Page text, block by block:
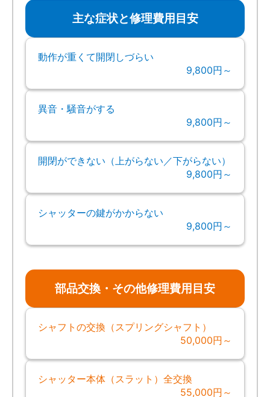
主な症状と修理費用目安
動作が重くて開閉しづらい
9,800円～
異音・騒音がする
9,800円～
開閉ができない（上がらない／下がらない）
9,800円～
シャッターの鍵がかからない
9,800円～
部品交換・その他修理費用目安
シャフトの交換（スプリングシャフト）
50,000円～
シャッター本体（スラット）全交換
55,000円～